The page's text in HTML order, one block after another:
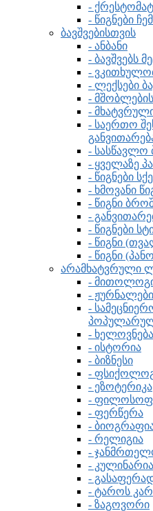
-
- წიგნები
ბავშვებისთვის
- ანბანი
- ბავშვებს
-
- ლექსები
-
-
- საერთო
- სასწავლო
- ყველაზე
- წიგნები
- ხმოვანი
- წიგნი
-
- წიგნები
- წიგნი
- წიგნი
არამხატვრული
-
- ჟურნალები
-
-
- ისტორია
- ბიზნესი
-
- ეზოტერიკა
-
- ფერწერა
-
- რელიგია
-
- კულინარია
-
- ტაროს
- ზაგოვორი